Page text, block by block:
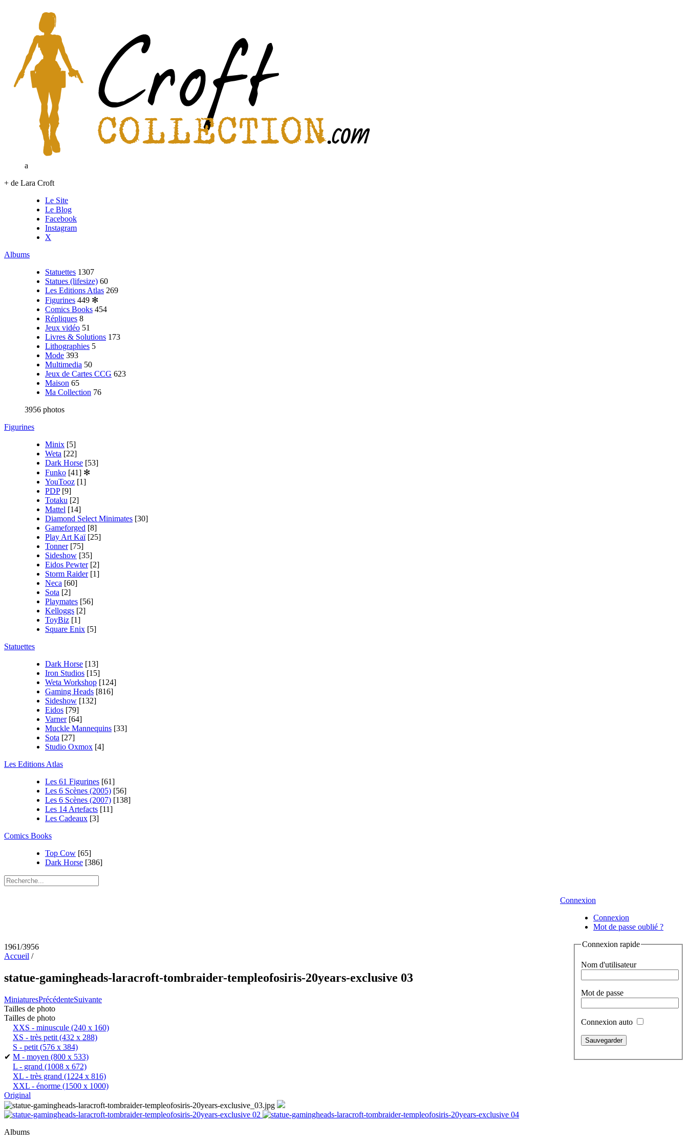
a
+ de Lara Croft
Le Site
Le Blog
Facebook
Instagram
X
Albums
Statuettes 1307
Statues (lifesize) 60
Les Editions Atlas 269
Figurines 449 ✻
Comics Books 454
Répliques 8
Jeux vidéo 51
Livres & Solutions 173
Lithographies 5
Mode 393
Multimedia 50
Jeux de Cartes CCG 623
Maison 65
Ma Collection 76
3956 photos
Figurines
Minix [5]
Weta [22]
Dark Horse [53]
Funko [41] ✻
YouTooz [1]
PDP [9]
Totaku [2]
Mattel [14]
Diamond Select Minimates [30]
Gameforged [8]
Play Art Kaï [25]
Tonner [75]
Sideshow [35]
Eidos Pewter [2]
Storm Raider [1]
Neca [60]
Sota [2]
Playmates [56]
Kelloggs [2]
ToyBiz [1]
Square Enix [5]
Statuettes
Dark Horse [13]
Iron Studios [15]
Weta Workshop [124]
Gaming Heads [816]
Sideshow [132]
Eidos [79]
Varner [64]
Muckle Mannequins [33]
Sota [27]
Studio Oxmox [4]
Les Editions Atlas
Les 61 Figurines [61]
Les 6 Scènes (2005) [56]
Les 6 Scènes (2007) [138]
Les 14 Artefacts [11]
Les Cadeaux [3]
Comics Books
Top Cow [65]
Dark Horse [386]
Connexion
Connexion
Mot de passe oublié ?
Connexion rapide
Nom d'utilisateur
Mot de passe
Connexion auto
1961/3956
Accueil /
statue-gamingheads-laracroft-tombraider-templeofosiris-20years-exclusive 03
MiniaturesPrécédenteSuivante
Tailles de photo
Tailles de photo
XXS - minuscule (240 x 160)
XS - très petit (432 x 288)
S - petit (576 x 384)
✔ M - moyen (800 x 533)
L - grand (1008 x 672)
XL - très grand (1224 x 816)
XXL - énorme (1500 x 1000)
Original
Albums